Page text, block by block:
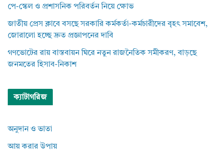
পে-স্কেল ও প্রশাসনিক পরিবর্তন নিয়ে ক্ষোভ
জাতীয় প্রেস ক্লাবে বসছে সরকারি কর্মকর্তা-কর্মচারীদের বৃহৎ সমাবেশ,
জোরালো হচ্ছে দ্রুত প্রজ্ঞাপনের দাবি
গণভোটের রায় বাস্তবায়ন ঘিরে নতুন রাজনৈতিক সমীকরণ, বাড়ছে
জনমতের হিসাব-নিকাশ
ক্যাটাগরিজ
অনুদান ও ভাতা
আয় করার উপায়